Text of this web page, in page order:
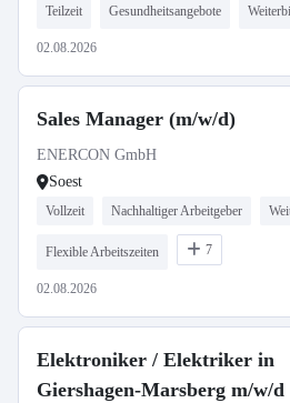
Teilzeit Gesundheitsangebote
02.08.2026
Sales Manager (m/w/d)
ENERCON GmbH
Soest
Vollzeit Nachhaltiger Arbeitgeber
Flexible Arbeitszeiten 7
02.08.2026
Elektroniker / Elektriker in
Giershagen-Marsberg m/w/d